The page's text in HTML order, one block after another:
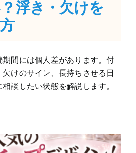
浮き・欠けを
期間には個人差があります。付
けのサイン、長持ちさせる日
談したい状態を解説します。